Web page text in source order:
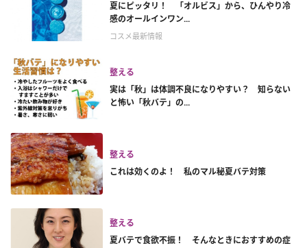
夏にピッタリ！ 「オルビス」から、ひんやり冷
感のオールインワン...
コスメ最新情報
整える
実は「秋」は体調不良になりやすい？ 知らない
と怖い「秋バテ」の...
整える
これは効くのよ！ 私のマル秘夏バテ対策
整える
夏バテで食欲不振！ そんなときにおすすめの症